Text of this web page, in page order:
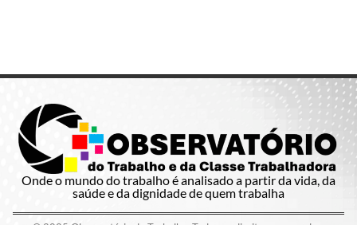
Onde o mundo do trabalho é analisado a partir da vida, da
saúde e da dignidade de quem trabalha